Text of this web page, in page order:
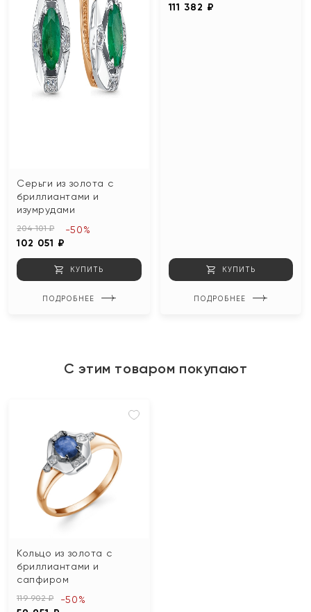
Серьги из золота с
бриллиантами и
изумрудами
204 101 ₽
102 051 ₽
-50%
КУПИТЬ
ПОДРОБНЕЕ
111 382 ₽
КУПИТЬ
ПОДРОБНЕЕ
С этим товаром покупают
Кольцо из золота с
бриллиантами и
сапфиром
119 902 ₽ -50%